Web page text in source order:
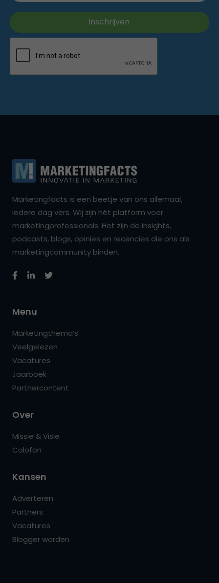
Marketingfacts is een beetje van ons allemaal,
iedere dag vers. Wij zijn hét platform voor
marketingprofessionals. Het zijn de insights,
podcasts, blogs, opinies en recencies die ons als
marketingcommunity binden.
Menu
Marketingthema’s
Veelgelezen
Vacatures
Jaarboek
Partnercontent
Over
Missie & Visie
Colofon
Kansen
Adverteren
Partners
Vacatures
Blogger worden